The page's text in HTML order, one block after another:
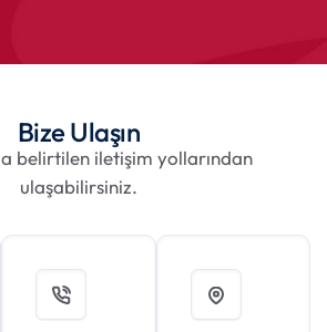
Bize Ulaşın
belirtilen iletişim yollarından
ulaşabilirsiniz.